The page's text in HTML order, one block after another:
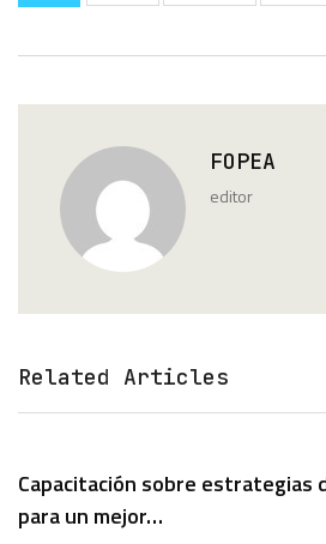
FOPEA
editor
Related Articles
Capacitación sobre estrategias
para un mejor…